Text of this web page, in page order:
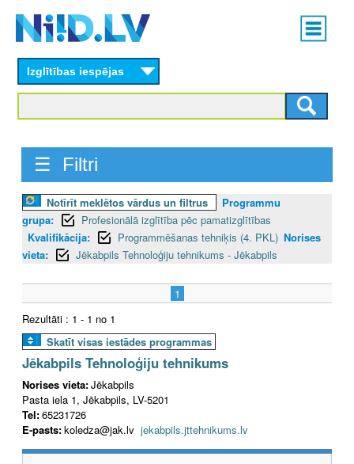
content
Main
menu
Izglītības iespējas
☰ Filtri
Notīrīt meklētos vārdus un filtrus
Programmu
grupa:
Profesionālā izglītība pēc pamatizglītības
Kvalifikācija:
Programmēšanas tehniķis (4. PKL) Norises
vieta:
Jēkabpils Tehnoloģiju tehnikums - Jēkabpils
1
Rezultāti : 1 - 1 no 1
Skatīt visas iestādes programmas
Jēkabpils Tehnoloģiju tehnikums
Norises vieta:Jēkabpils
Pasta iela 1, Jēkabpils, LV-5201
Tel:​65231726
E-pasts:koledza@jak.lv jekabpils.jttehnikums.lv